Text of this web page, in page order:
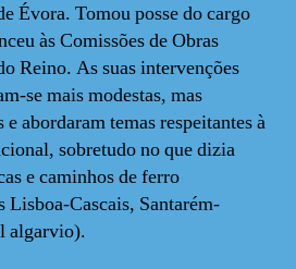
Évora. Tomou posse do cargo
às Comissões de Obras
Reino. As suas intervenções
se mais modestas, mas
abordaram temas respeitantes à
sobretudo no que dizia
e caminhos de ferro
Lisboa-Cascais, Santarém-
algarvio).